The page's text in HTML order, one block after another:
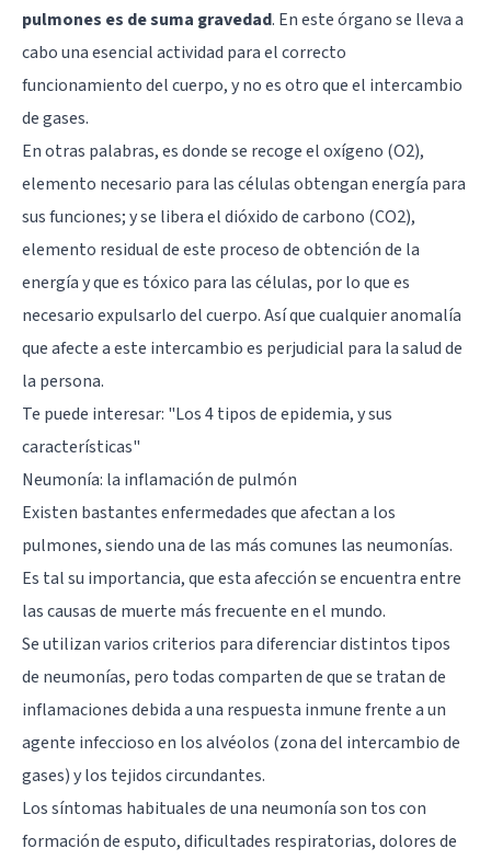
pulmones es de suma gravedad. En este órgano se lleva a
cabo una esencial actividad para el correcto
funcionamiento del cuerpo, y no es otro que el intercambio
de gases.
En otras palabras, es donde se recoge el oxígeno (O2),
elemento necesario para las células obtengan energía para
sus funciones; y se libera el dióxido de carbono (CO2),
elemento residual de este proceso de obtención de la
energía y que es tóxico para las células, por lo que es
necesario expulsarlo del cuerpo. Así que cualquier anomalía
que afecte a este intercambio es perjudicial para la salud de
la persona.
Te puede interesar: "Los 4 tipos de epidemia, y sus
características"
Neumonía: la inflamación de pulmón
Existen bastantes enfermedades que afectan a los
pulmones, siendo una de las más comunes las neumonías.
Es tal su importancia, que esta afección se encuentra entre
las causas de muerte más frecuente en el mundo.
Se utilizan varios criterios para diferenciar distintos tipos
de neumonías, pero todas comparten de que se tratan de
inflamaciones debida a una respuesta inmune frente a un
agente infeccioso en los alvéolos (zona del intercambio de
gases) y los tejidos circundantes.
Los síntomas habituales de una neumonía son tos con
formación de esputo, dificultades respiratorias, dolores de